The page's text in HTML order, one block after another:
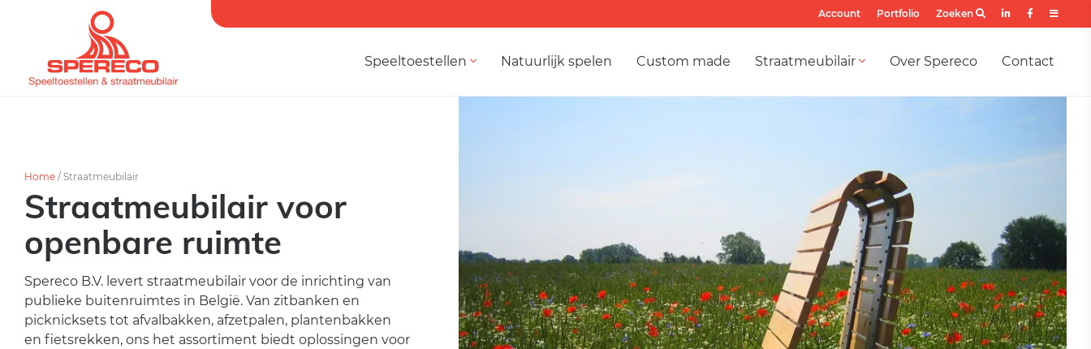
Account Portfolio Zoeken
Speeltoestellen Natuurlijk spelen Custom made Straatmeubilair Over Spereco Contact
Home / Straatmeubilair
Straatmeubilair voor
openbare ruimte
Spereco B.V. levert straatmeubilair voor de inrichting van
publieke buitenruimtes in België. Van zitbanken en
picknicksets tot afvalbakken, afzetpalen, plantenbakken
en fietsrekken, ons het assortiment biedt oplossingen voor